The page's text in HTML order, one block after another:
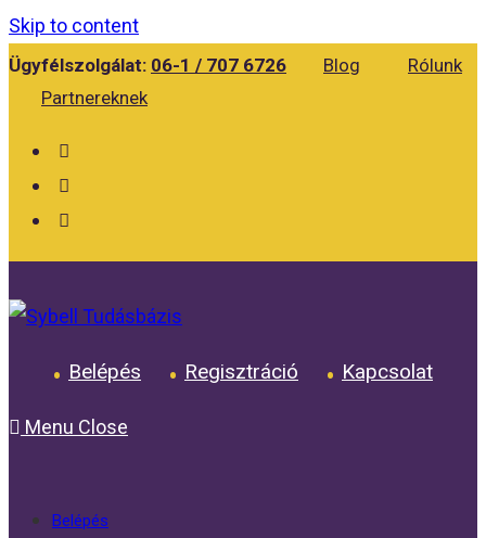
Skip to content
Ügyfélszolgálat: 06-1 / 707 6726 Blog
Rólunk
Partnereknek
Belépés Regisztráció Kapcsolat
Menu Close
Belépés